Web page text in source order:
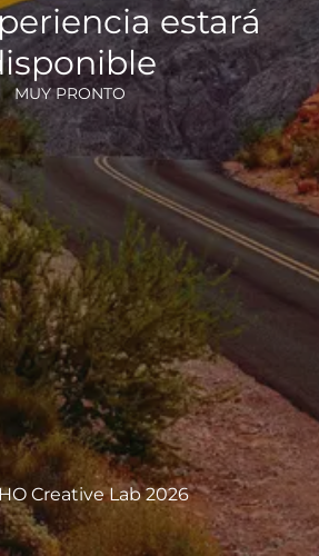
estará
MUY PRONTO
Creative Lab 2026